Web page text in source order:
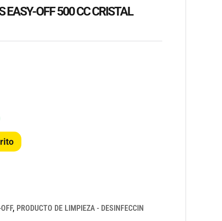
EASY-OFF 500 CC CRISTAL
, PRODUCTO DE LIMPIEZA - DESINFECCIN